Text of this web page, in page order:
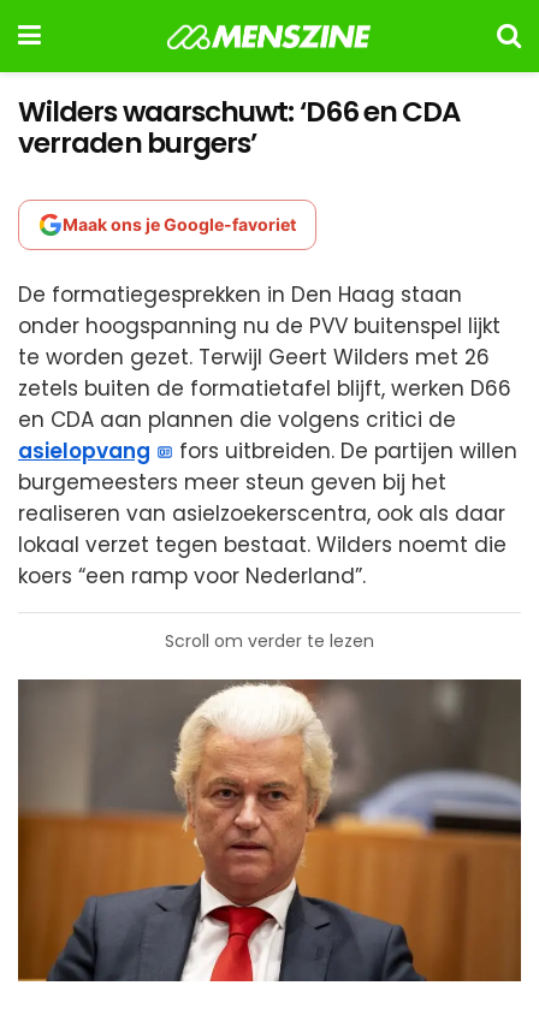
Wilders waarschuwt: ‘D66 en CDA
verraden burgers’
Maak ons je Google-favoriet
De formatiegesprekken in Den Haag staan
onder hoogspanning nu de PVV buitenspel lijkt
te worden gezet. Terwijl Geert Wilders met 26
zetels buiten de formatietafel blijft, werken D66
en CDA aan plannen die volgens critici de
asielopvang
fors uitbreiden. De partijen willen
burgemeesters meer steun geven bij het
realiseren van asielzoekerscentra, ook als daar
lokaal verzet tegen bestaat. Wilders noemt die
koers “een ramp voor Nederland”.
Scroll om verder te lezen